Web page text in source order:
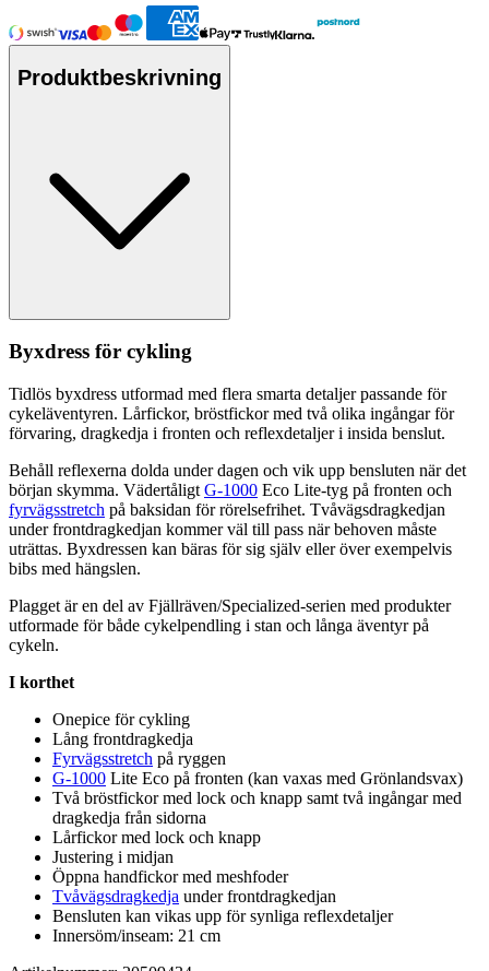
Produktbeskrivning
Byxdress för cykling
Tidlös byxdress utformad med flera smarta detaljerpassande för
cykeläventyren. Lårfickor, bröstfickor med två olika ingångar för
förvaring, dragkedja i fronten och reflexdetaljer i insida benslut.
Behåll reflexerna dolda under dagen och vik upp bensluten när det
början skymma. Vädertåligt G-1000 Eco Lite-tyg på fronten och
fyrvägsstretch på baksidan för rörelsefrihet. Tvåvägsdragkedjan
under frontdragkedjan kommer väl till pass när behoven måste
uträttas. Byxdressen kan bäras för sig själv eller över exempelvis
bibs med hängslen.
Plagget är en del av Fjällräven/Specialized-serien med produkter
utformade för både cykelpendling i stan och långa äventyr på
cykeln.
I korthet
Onepice för cykling
Lång frontdragkedja
Fyrvägsstretch på ryggen
G-1000 Lite Eco på fronten (kan vaxas med Grönlandsvax)
Två bröstfickor med lock och knapp samt två ingångar med
dragkedja från sidorna
Lårfickor med lock och knapp
Justering i midjan
Öppna handfickor med meshfoder
Tvåvägsdragkedja under frontdragkedjan
Bensluten kan vikas upp för synliga reflexdetaljer
Innersöm/inseam: 21 cm